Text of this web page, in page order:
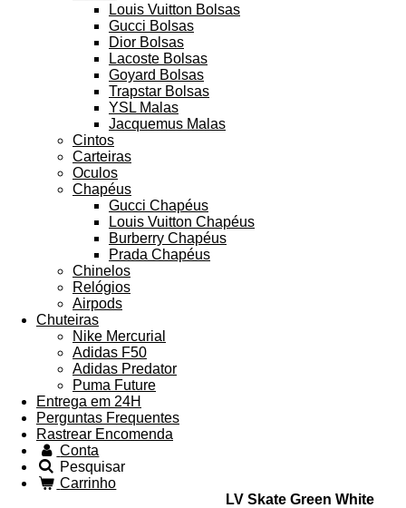
Louis Vuitton Bolsas
Gucci Bolsas
Dior Bolsas
Lacoste Bolsas
Goyard Bolsas
Trapstar Bolsas
YSL Malas
Jacquemus Malas
Cintos
Carteiras
Oculos
Chapéus
Gucci Chapéus
Louis Vuitton Chapéus
Burberry Chapéus
Prada Chapéus
Chinelos
Relógios
Airpods
Chuteiras
Nike Mercurial
Adidas F50
Adidas Predator
Puma Future
Entrega em 24H
Perguntas Frequentes
Rastrear Encomenda
Conta
Pesquisar
Carrinho
LV Skate Green White